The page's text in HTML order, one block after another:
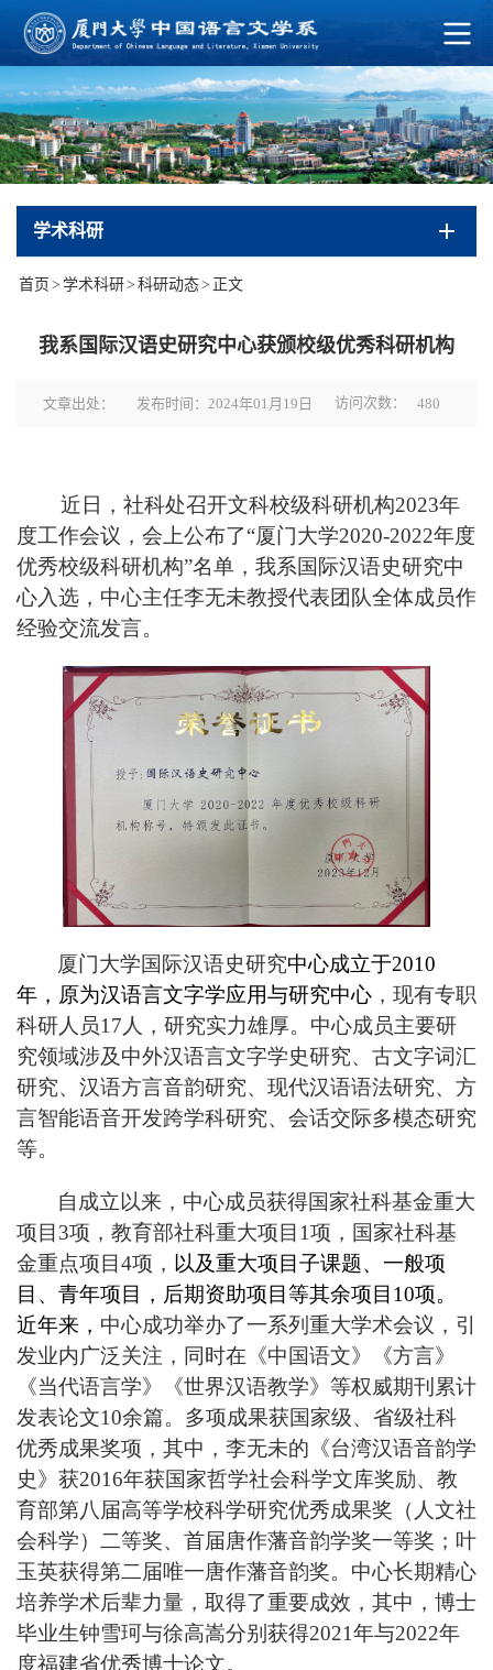
学术科研
首页 > 学术科研> 科研动态> 正文
我系国际汉语史研究中心获颁校级优秀科研机构
文章出处： 发布时间：2024年01月19日 访问次数： 480
近日 ，社科处召开文科校级科研机构2023年
度工作会议，会上公布了“厦门大学2020-2022年度
优秀校级科研机构”名单，我系国际汉语史研究中
心入选， 中心主任李无未教授代表团队全体成员作
经验交流发言。
厦门大学国际汉语史研究中心成立于2010
年，原为汉语言文字学应用与研究中心 ，现有专职
科研人员17人， 研究实力雄厚。中心成员主要研
究领域涉及中外汉语言文字学史研究、古文字词汇
研究、汉语方言音韵研究、现代汉语语法研究、方
言智能语音开发跨学科研究、会话交际多模态研究
等。
自成立以来，中心成员获得国家社科基金重大
项目3项，教育部社科重大项目1项，国家社科基
金重点项目4项， 以及重大项目子课题、一般项
目、青年项目，后期资助项目等其余项目10项。
近年来， 中心成功举办了一系列重大学术会议，引
发业内广泛关注，同时在 《中国语文》《方言》
《当代语言学》《世界汉语教学》等权威期刊累计
发表论文10余篇。 多项成果获国家级、省级社科
优秀成果奖项， 其中， 李无未的《台湾汉语音韵学
史》获2016年获国家哲学社会科学文库奖励、 教
育部第八届高等学校科学研究优秀成果奖（人文社
会科学）二等奖、 首届唐作藩音韵学奖一等奖 ； 叶
玉英获得第二届唯一唐作藩音韵奖。中心长期精心
培养学术后辈力量，取得了重要成效，其中，博士
毕业生钟雪珂与徐高嵩分别获得2021年与2022年
度福建省优秀博士论文。